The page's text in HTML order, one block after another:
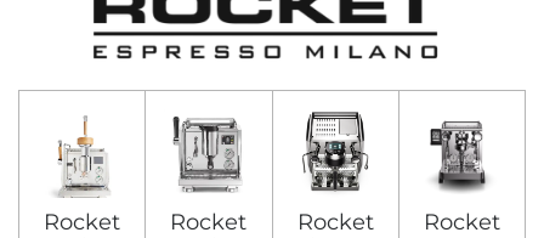
Rocket
Rocket
Rocket
Rocket